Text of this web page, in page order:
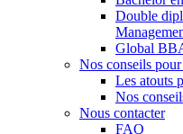
Double
Global
Nos conseils
Les atouts
Nos
Nous contacter
FAQ